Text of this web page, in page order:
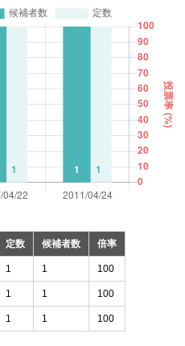
定数 候補者数 倍率
1 1 100
1 1 100
1 1 100